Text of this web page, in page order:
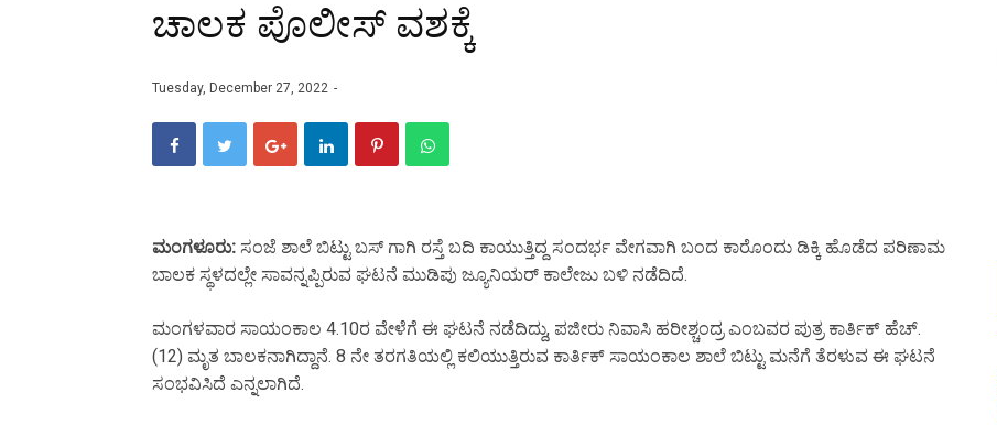
ಚಾಲಕ ಪೊಲೀಸ್ ವಶಕ್ಕೆ
Tuesday, December 27, 2022
ಮಂಗಳೂರು: ಸಂಜೆ ಶಾಲೆ ಬಿಟ್ಟು ಬಸ್ ಗಾಗಿ ರಸ್ತೆ ಬದಿ ಕಾಯುತ್ತಿದ್ದ ಸಂದರ್ಭ ವೇಗವಾಗಿ ಬಂದ ಕಾರೊಂದು ಡಿಕ್ಕಿ ಹೊಡೆದ ಪರಿಣಾಮ
ಬಾಲಕ ಸ್ಥಳದಲ್ಲೇ ಸಾವನ್ನಪ್ಪಿರುವ ಘಟನೆ ಮುಡಿಪು ಜ್ಯೂನಿಯರ್ ಕಾಲೇಜು ಬಳಿ ನಡೆದಿದೆ.
ಮಂಗಳವಾರ ಸಾಯಂಕಾಲ 4.10ರ ವೇಳೆಗೆ ಈ ಘಟನೆ ನಡೆದಿದ್ದು, ಪಜೀರು ನಿವಾಸಿ ಹರೀಶ್ಚಂದ್ರ ಎಂಬವರ ಪುತ್ರ ಕಾರ್ತಿಕ್ ಹೆಚ್.
(12) ಮೃತ ಬಾಲಕನಾಗಿದ್ದಾನೆ. 8 ನೇ ತರಗತಿಯಲ್ಲಿ ಕಲಿಯುತ್ತಿರುವ ಕಾರ್ತಿಕ್ ಸಾಯಂಕಾಲ ಶಾಲೆ ಬಿಟ್ಟು ಮನೆಗೆ ತೆರಳುವ ಈ ಘಟನೆ
ಸಂಭವಿಸಿದೆ ಎನ್ನಲಾಗಿದೆ.